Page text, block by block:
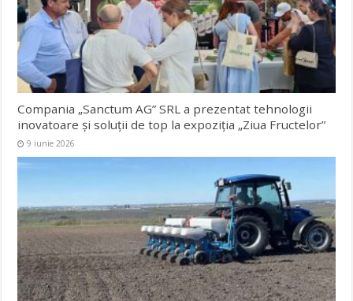
Compania „Sanctum AG” SRL a prezentat tehnologii
inovatoare și soluții de top la expoziția „Ziua Fructelor”
9 iunie 2026